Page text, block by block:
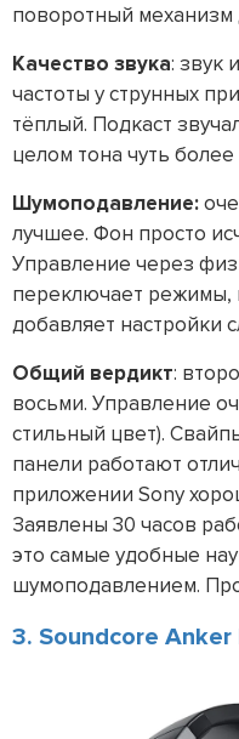
поворотный механизм
Качество звука: звук
частоты у струнных
тёплый. Подкаст
целом тона чуть
Шумоподавление:
лучшее. Фон просто
Управление через
переключает режимы,
добавляет настройки
Общий вердикт:
восьми. Управление
стильный цвет).
панели работают
приложении Sony
Заявлены 30 часов
это самые удобные
шумоподавлением.
3. Soundcore